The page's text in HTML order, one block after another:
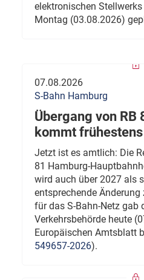
elektronischen
Montag (03.08.2026)
07.08.2026
S-Bahn Hamburg
Übergang von RB
kommt
Jetzt ist es amtlich: Die
81 Hamburg-
wird auch über 2027 als
entsprechende Änderung
für das S-Bahn-Netz gab
Verkehrsbehörde heute
Europäischen Amtsblatt
549657-2026).